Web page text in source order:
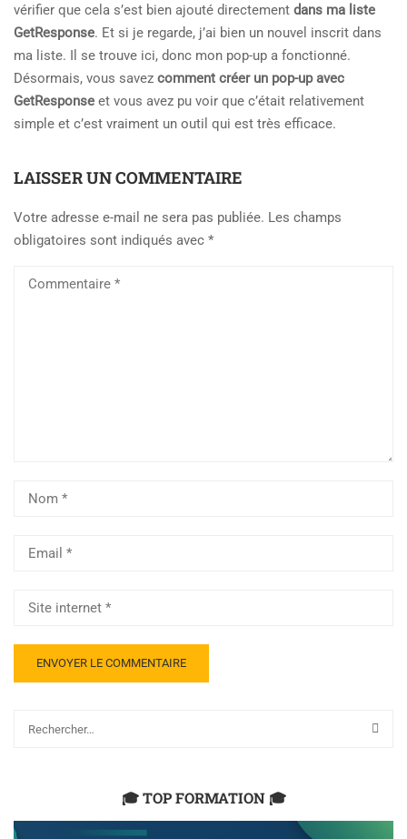
vérifier que cela s’est bien ajouté directement dans ma liste
GetResponse. Et si je regarde, j’ai bien un nouvel inscrit dans
ma liste. Il se trouve ici, donc mon pop-up a fonctionné.
Désormais, vous savez comment créer un pop-up avec
GetResponse et vous avez pu voir que c’était relativement
simple et c’est vraiment un outil qui est très efficace.
LAISSER UN COMMENTAIRE
Votre adresse e-mail ne sera pas publiée. Les champs
obligatoires sont indiqués avec *
🎓 TOP FORMATION 🎓